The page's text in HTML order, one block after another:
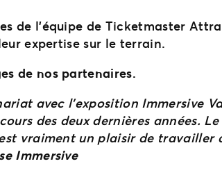
de l’équipe de Ticketmaster
expertise sur le terrain.
de nos partenaires.
avec l’exposition Immersive
des deux dernières années.
vraiment un plaisir de travailler
Immersive